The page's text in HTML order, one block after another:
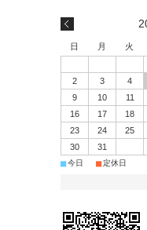
日 月 火
2
3 4
9
10 11
16
17 18
23
24 25
30
31
■今日 ■定休日